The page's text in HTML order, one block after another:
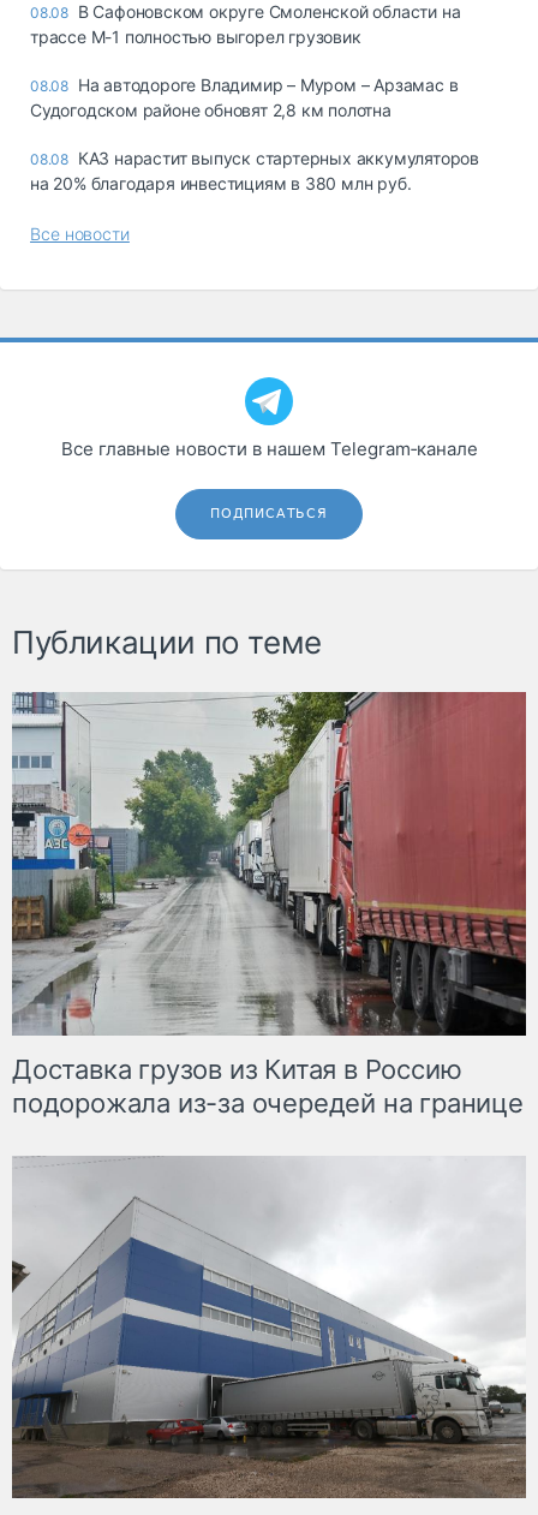
08.08 В Сафоновском округе Смоленской области на
трассе М-1 полностью выгорел грузовик
08.08 На автодороге Владимир – Муром – Арзамас в
Судогодском районе обновят 2,8 км полотна
08.08 КАЗ нарастит выпуск стартерных аккумуляторов
на 20% благодаря инвестициям в 380 млн руб.
Все новости
Все главные новости в нашем Telegram‑канале
ПОДПИСАТЬСЯ
Публикации по теме
Доставка грузов из Китая в Россию
подорожала из-за очередей на границе